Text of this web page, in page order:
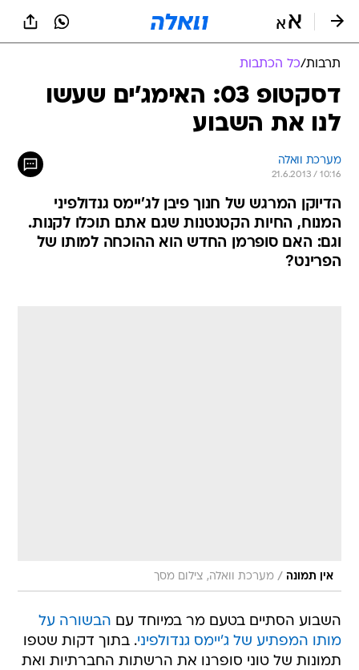
תרבות/כל הכתבות
דסקטופ 03: האימג'ים שעשו
לנו את השבוע
מערכת וואלה
21.6.2013 / 10:16
הדיוקן המרגש של חנוך פיבן לג'יימס גנדולפיני
המנוח, החיות הקטנטנות שגם אתם תוכלו לקנות.
וגם: האם סופרמן החדש הוא ההוכחה למותו של
הפרינט?
אין תמונה / מערכת וואלה, צילום מסך
השבוע הסתיים בטעם מר במיוחד עם הבשורה על
מותו המפתיע של ג'יימס גנדולפיני. בתוך דקות שטפו
תמונות של טוני סופרנו את הרשתות החברתיות ואת